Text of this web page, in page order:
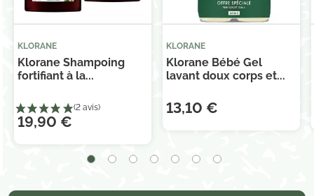
KLORANE
Klorane Shampoing
fortifiant à la...
19,90 €
KLORANE
Klorane Bébé Gel
lavant doux corps et...
13,10 €